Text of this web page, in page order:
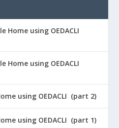
Home using OEDACLI
Home using OEDACLI
using OEDACLI (part 2)
using OEDACLI (part 1)